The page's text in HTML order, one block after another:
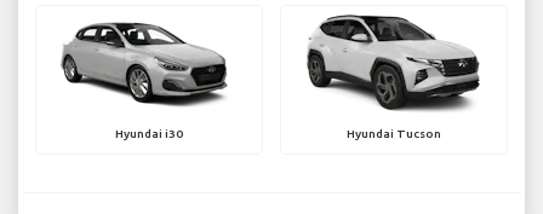
Hyundai i30 Hyundai Tucson